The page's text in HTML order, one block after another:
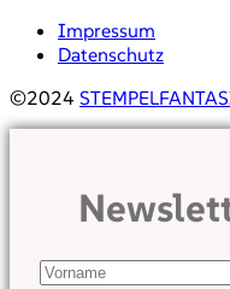
Impressum
Datenschutz
©2024